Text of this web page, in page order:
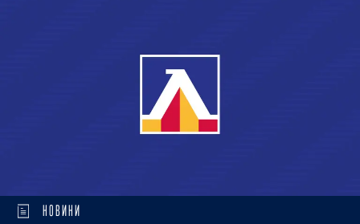
НОВИНИ